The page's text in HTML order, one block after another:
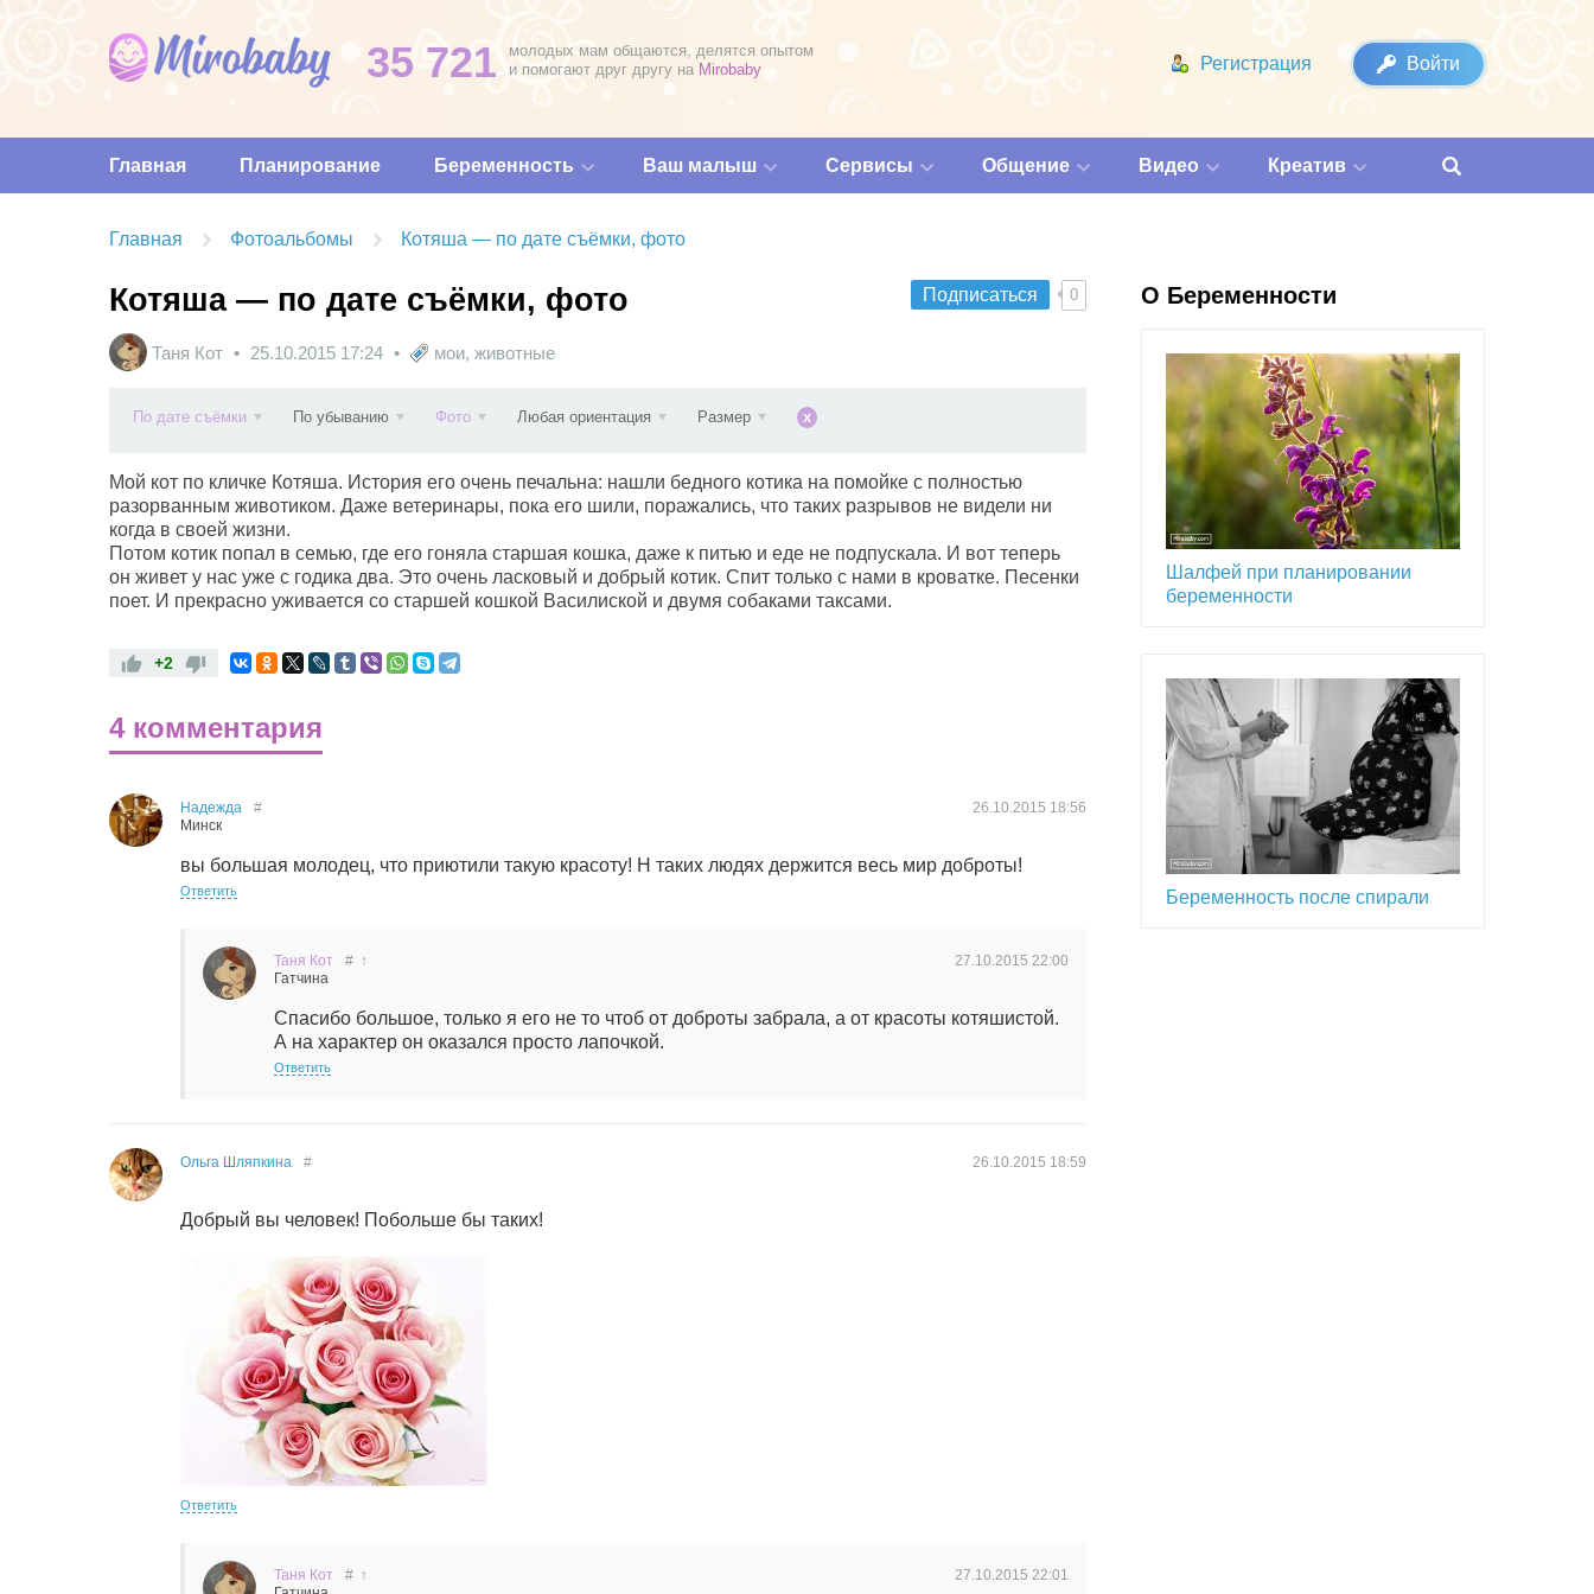
35 721
молодых мам общаются, делятся опытом
и помогают друг другу на Mirobaby Регистрация Войти
Главная Планирование Беременность Ваш малыш Сервисы Общение Видео Креатив
Главная Фотоальбомы Котяша — по дате съёмки, фото
Подписаться 0
Котяша — по дате съёмки, фото
Таня Кот 25.10.2015 17:24 мои, животные
По дате съёмки По убыванию Фото Любая ориентация Размер x
Мой кот по кличке Котяша. История его очень печальна: нашли бедного котика на помойке с полностью
разорванным животиком. Даже ветеринары, пока его шили, поражались, что таких разрывов не видели ни
когда в своей жизни.
Потом котик попал в семью, где его гоняла старшая кошка, даже к питью и еде не подпускала. И вот теперь
он живет у нас уже с годика два. Это очень ласковый и добрый котик. Спит только с нами в кроватке. Песенки
поет. И прекрасно уживается со старшей кошкой Василиской и двумя собаками таксами.
+2
4 комментария
Надежда
Минск
26.10.2015 18:56
#
вы большая молодец, что приютили такую красоту! Н таких людях держится весь мир доброты!
Ответить
Таня Кот
Гатчина
27.10.2015 22:00
# ↑
Спасибо большое, только я его не то чтоб от доброты забрала, а от красоты котяшистой.
А на характер он оказался просто лапочкой.
Ответить
Ольга Шляпкина 26.10.2015 18:59
#
Добрый вы человек! Побольше бы таких!
Ответить
Таня Кот
27.10.2015 22:01
# ↑
О Беременности
Шалфей при планировании
беременности
Беременность после спирали